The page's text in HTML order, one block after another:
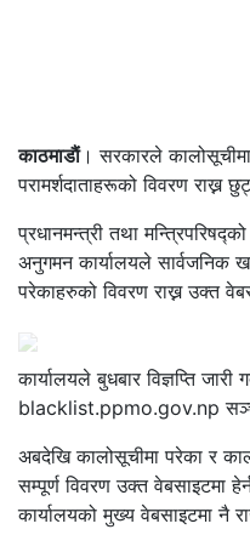
काठमाडाैं। सरकारले कालोसूचीमा
परामर्शदाताहरूको विवरण राख्न
प्रधानमन्त्री तथा
अनुगमन कार्यालयले सार्वजनिक
परेकाहरुको विवरण राख्न उक्त
कार्यालयले बुधबार विज्ञप्ति जारी
blacklist.ppmo.gov.np
अबदेखि कालोसूचीमा परेका र
सम्पूर्ण विवरण उक्त वेबसाइटमा
कार्यालयको मुख्य वेबसाइटमा नै